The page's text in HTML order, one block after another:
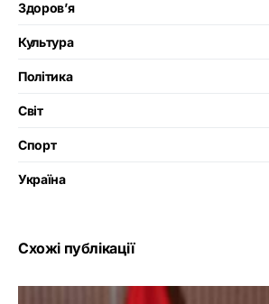
Здоров’я
Культура
Політика
Світ
Спорт
Україна
Схожі публікації